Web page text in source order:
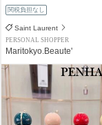
関税負担なし
Saint Laurent
PERSONAL SHOPPER
Maritokyo.Beaute'